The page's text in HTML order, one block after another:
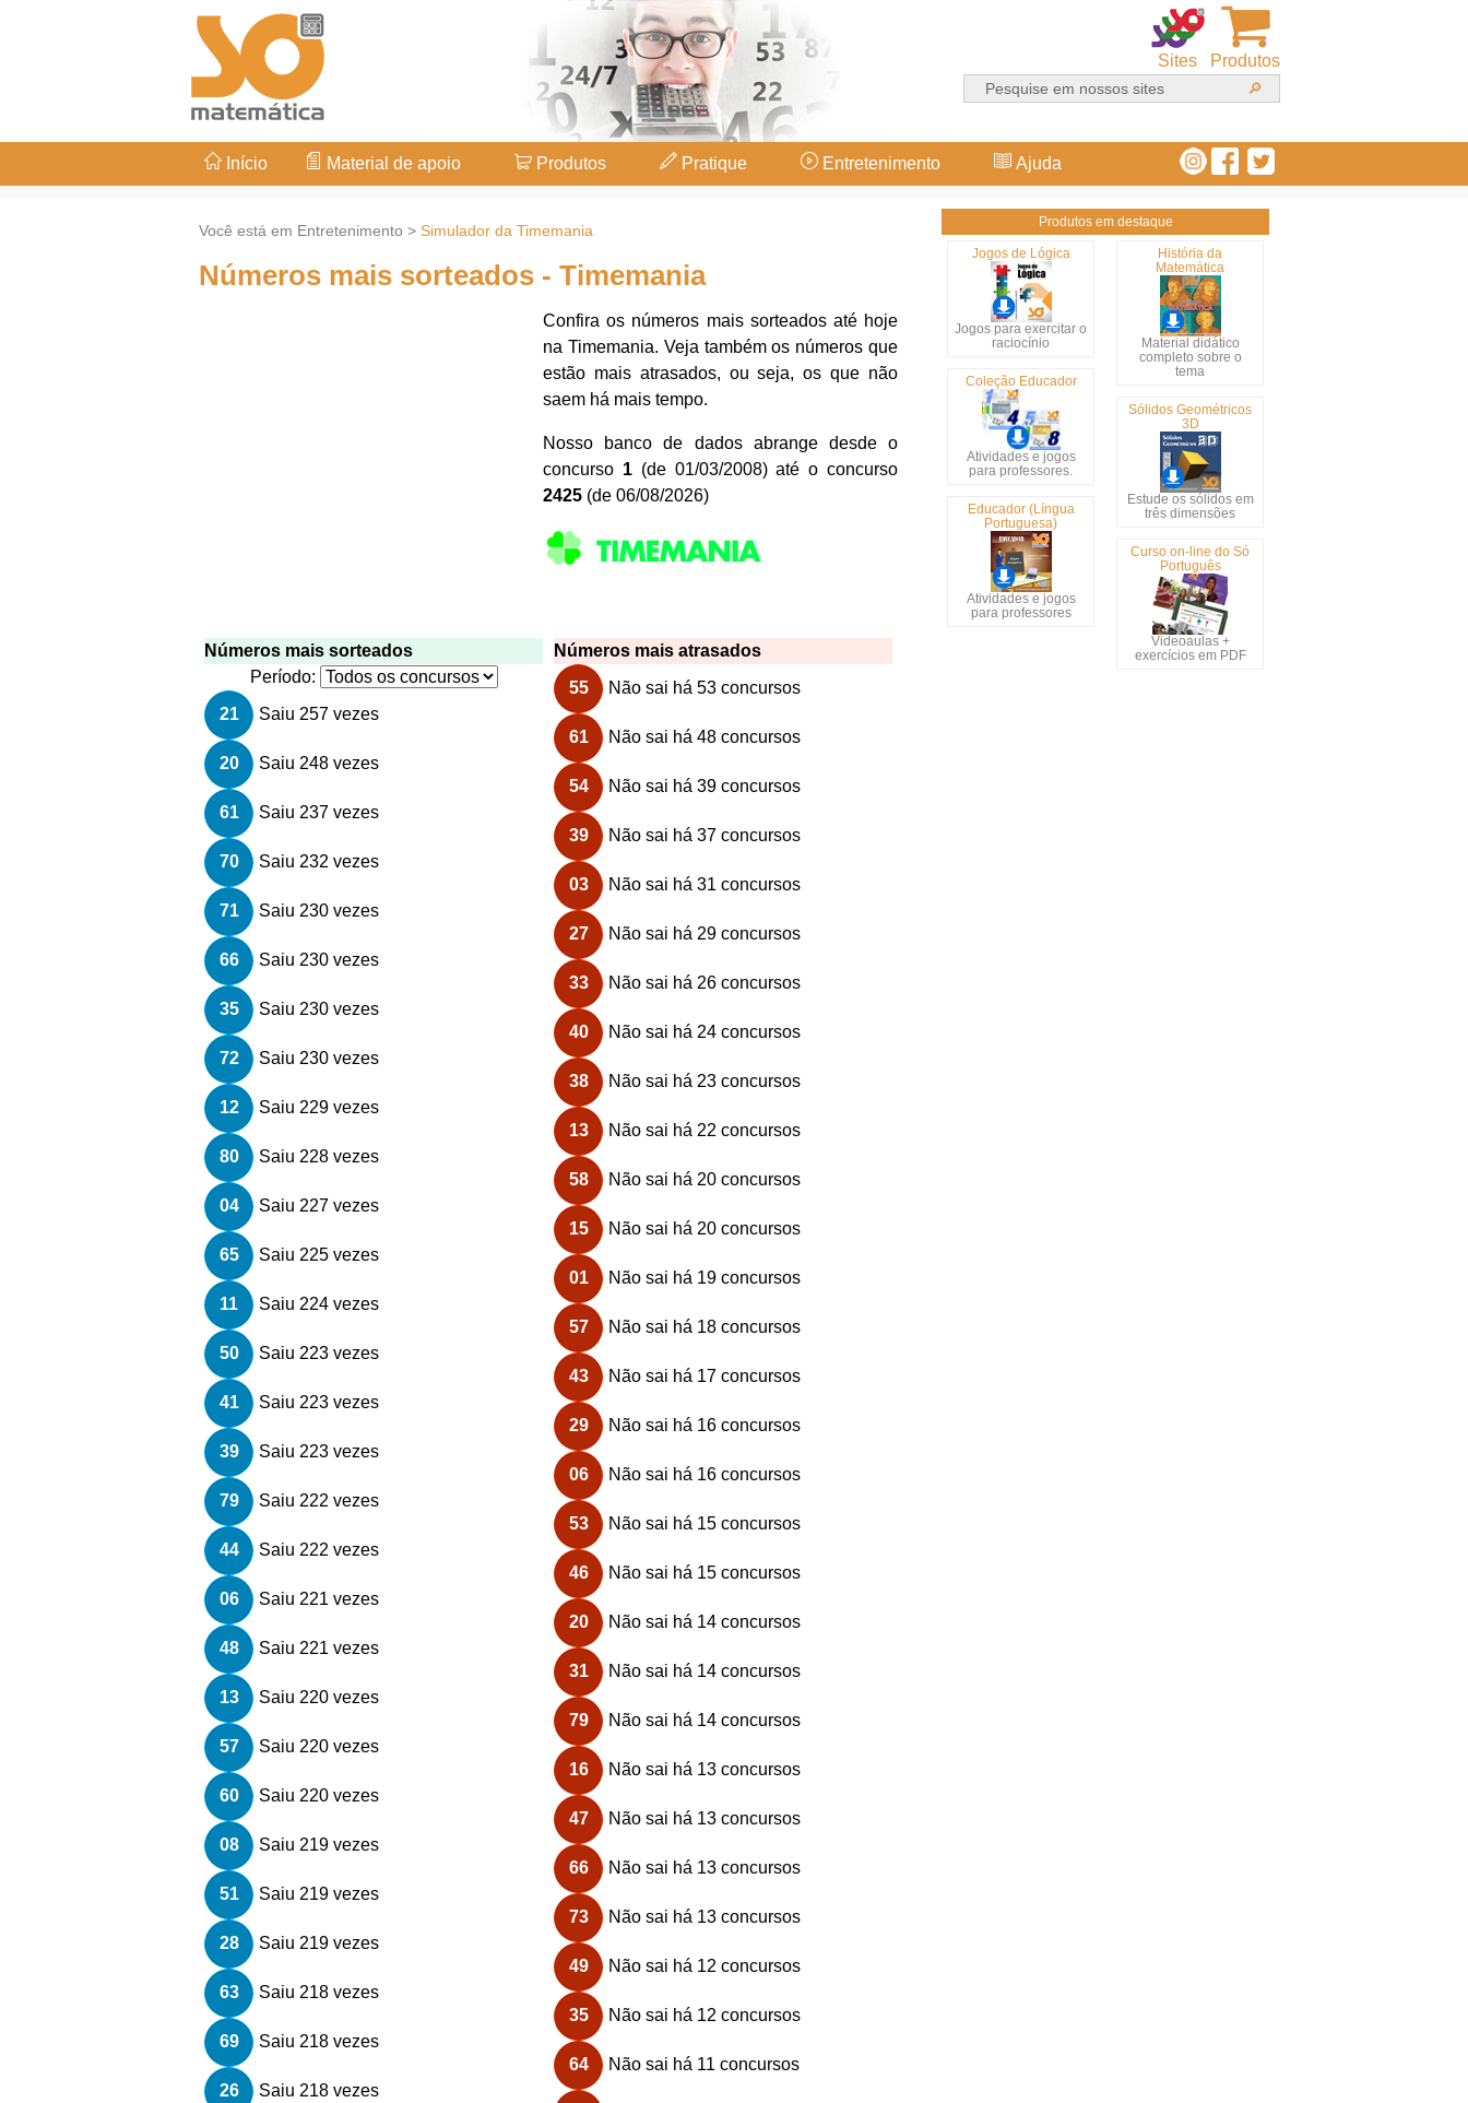
Produtos
Sites
Início Material de apoio Produtos Pratique Entretenimento Ajuda
Você está em Entretenimento > Simulador da Timemania
Números mais sorteados - Timemania
Confira os números mais sorteados até hoje
na Timemania. Veja também os números que
estão mais atrasados, ou seja, os que não
saem há mais tempo.
Nosso banco de dados abrange desde o
concurso 1(de 01/03/2008) até o concurso
2425 (de 06/08/2026)
Números mais sorteados
Período:
21
Saiu 257 vezes
20 Saiu 248 vezes
61 Saiu 237 vezes
70 Saiu 232 vezes
71 Saiu 230 vezes
66 Saiu 230 vezes
35 Saiu 230 vezes
72 Saiu 230 vezes
12 Saiu 229 vezes
80 Saiu 228 vezes
04 Saiu 227 vezes
65 Saiu 225 vezes
11 Saiu 224 vezes
50 Saiu 223 vezes
41 Saiu 223 vezes
39 Saiu 223 vezes
79 Saiu 222 vezes
44 Saiu 222 vezes
06 Saiu 221 vezes
48 Saiu 221 vezes
13 Saiu 220 vezes
57 Saiu 220 vezes
60 Saiu 220 vezes
08 Saiu 219 vezes
51 Saiu 219 vezes
28 Saiu 219 vezes
63 Saiu 218 vezes
69 Saiu 218 vezes
26 Saiu 218 vezes
Números mais atrasados
55
Não sai há 53 concursos
61 Não sai há 48 concursos
54 Não sai há 39 concursos
39 Não sai há 37 concursos
03 Não sai há 31 concursos
27 Não sai há 29 concursos
33 Não sai há 26 concursos
40 Não sai há 24 concursos
38 Não sai há 23 concursos
13 Não sai há 22 concursos
58 Não sai há 20 concursos
15 Não sai há 20 concursos
01 Não sai há 19 concursos
57 Não sai há 18 concursos
43 Não sai há 17 concursos
29 Não sai há 16 concursos
06 Não sai há 16 concursos
53 Não sai há 15 concursos
46 Não sai há 15 concursos
20 Não sai há 14 concursos
31 Não sai há 14 concursos
79 Não sai há 14 concursos
16 Não sai há 13 concursos
47 Não sai há 13 concursos
66 Não sai há 13 concursos
73 Não sai há 13 concursos
49 Não sai há 12 concursos
35 Não sai há 12 concursos
64 Não sai há 11 concursos
Produtos em destaque
Jogos de Lógica
Jogos para exercitar o
raciocínio
História da
Matemática
Material didático
completo sobre o
tema
Coleção Educador
Atividades e jogos
para professores.
Sólidos Geométricos
3D
Estude os sólidos em
três dimensões
Educador (Língua
Portuguesa)
Atividades e jogos
para professores
Curso on-line do Só
Português
Videoaulas +
exercícios em PDF